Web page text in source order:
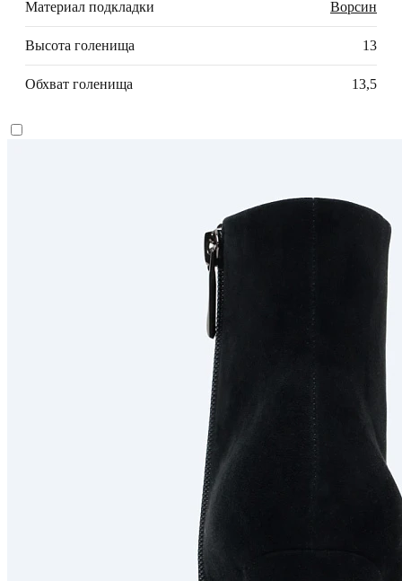
Материал подкладки Ворсин
Высота голенища 13
Обхват голенища 13,5